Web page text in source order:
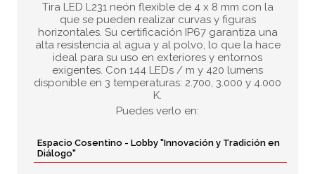
Tira LED L231 neón flexible de 4 x 8 mm con la
que se pueden realizar curvas y figuras
horizontales. Su certificación IP67 garantiza una
alta resistencia al agua y al polvo, lo que la hace
ideal para su uso en exteriores y entornos
exigentes. Con 144 LEDs / m y 420 lumens
disponible en 3 temperaturas: 2.700, 3.000 y 4.000
K.
Puedes verlo en:
Espacio Cosentino - Lobby "Innovación y Tradición en
Diálogo"